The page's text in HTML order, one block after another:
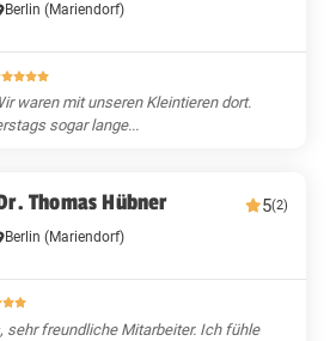
Berlin(Mariendorf)
waren mit unseren Kleintieren dort.
sogar lange...
Thomas Hübner 5(2)
Berlin(Mariendorf)
sehr freundliche Mitarbeiter. Ich fühle